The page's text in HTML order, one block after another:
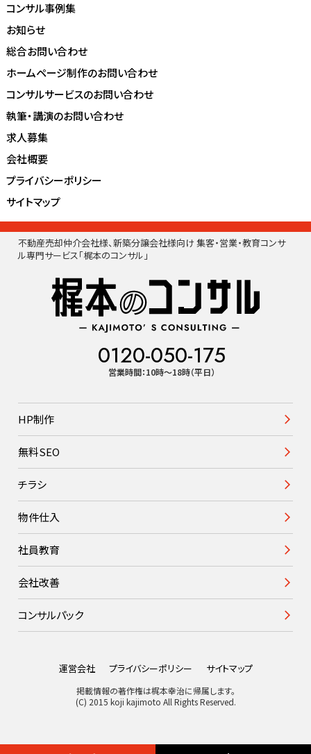
コンサル事例集
お知らせ
総合お問い合わせ
ホームページ制作のお問い合わせ
コンサルサービスのお問い合わせ
執筆・講演のお問い合わせ
求人募集
会社概要
プライバシーポリシー
サイトマップ
不動産売却仲介会社様、新築分譲会社様向け 集客・営業・教育コンサ
ル専門サービス「梶本のコンサル」
0120-050-175
営業時間：10時〜18時（平日）
HP制作
無料SEO
チラシ
物件仕入
社員教育
会社改善
コンサルパック
運営会社 プライバシーポリシー サイトマップ
掲載情報の著作権は梶本幸治に帰属します。
(C) 2015 koji kajimoto All Rights Reserved.